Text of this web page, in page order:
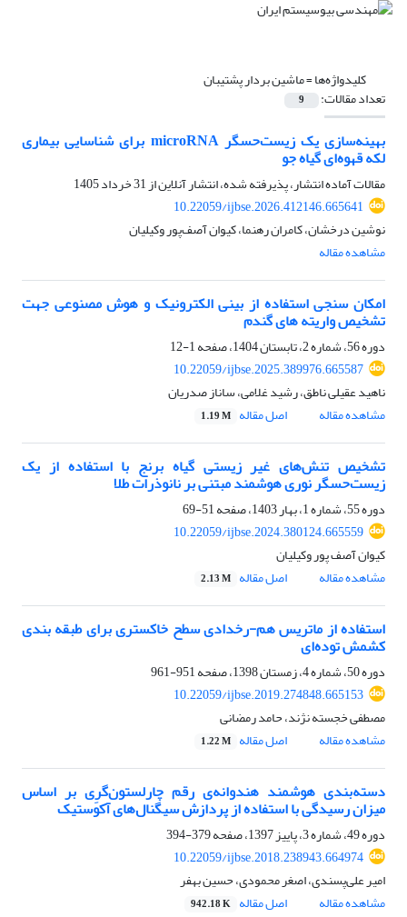
کلیدواژه‌ها =ماشین بردار پشتیبان
تعداد مقالات: 9
بهینه‌سازی یک زیست‌حسگر microRNA برای شناسایی بیماری
لکه قهوه‌ای گیاه جو
مقالات آماده انتشار، پذیرفته شده، انتشار آنلاین از31 خرداد 1405
10.22059/ijbse.2026.412146.665641
نوشین درخشان، کامران رهنما، کیوان آصف‌پور وکیلیان
مشاهده مقاله
امکان سنجی استفاده از بینی الکترونیک و هوش مصنوعی جهت
تشخیص واریته های گندم
دوره 56، شماره 2، تابستان 1404، صفحه
1-12
10.22059/ijbse.2025.389976.665587
ناهید عقیلی ناطق، رشید غلامی، ساناز صدریان
مشاهده مقاله
اصل مقاله 1.19 M
تشخیص تنش‌های غیر زیستی گیاه برنج با استفاده از یک
زیست‌حسگر نوری هوشمند مبتنی بر نانوذرات طلا
دوره 55، شماره 1، بهار 1403، صفحه
51-69
10.22059/ijbse.2024.380124.665559
کیوان آصف پور وکیلیان
مشاهده مقاله
اصل مقاله 2.13 M
استفاده از ماتریس هم-رخدادی سطح خاکستری برای طبقه بندی
کشمش توده‌ای‌
دوره 50، شماره 4، زمستان 1398، صفحه
951-961
10.22059/ijbse.2019.274848.665153
مصطفی خجسته نژند، حامد رمضانی
مشاهده مقاله
اصل مقاله 1.22 M
دسته‌بندی هوشمند هندوانه‌ی رقم چارلستون‌گرِی بر اساس
میزان رسیدگی با استفاده از پردازش سیگنال‌های آکوستیک
دوره 49، شماره 3، پاییز 1397، صفحه
379-394
10.22059/ijbse.2018.238943.664974
امیر علی‌پسندی، اصغر محمودی، حسین بهفر
مشاهده مقاله
اصل مقاله 942.18 K